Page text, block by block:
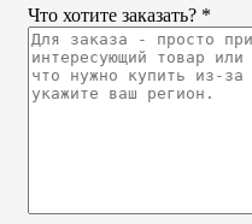
Что хотите заказать? *